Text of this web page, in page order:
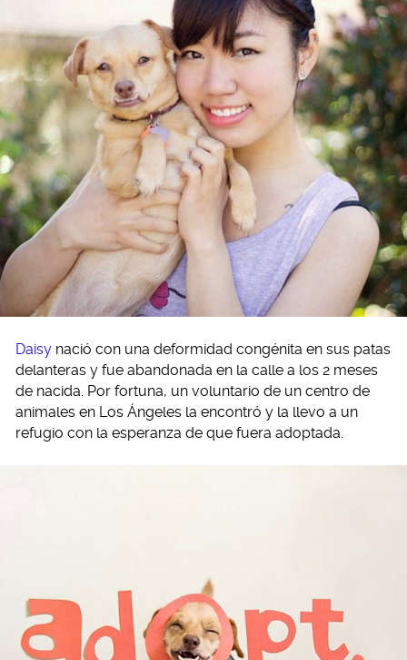
Daisy nació con una deformidad congénita en sus patas
delanteras y fue abandonada en la calle a los 2 meses
de nacida. Por fortuna, un voluntario de un centro de
animales en Los Ángeles la encontró y la llevo a un
refugio con la esperanza de que fuera adoptada.